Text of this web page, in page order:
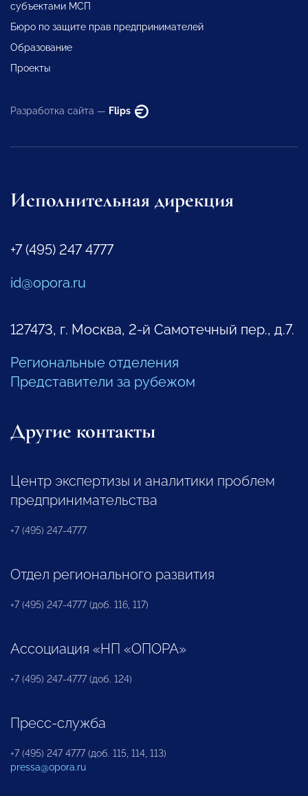
субъектами МСП
Бюро по защите прав предпринимателей
Образование
Проекты
Разработка сайта — Flips
Исполнительная дирекция
+7 (495) 247 4777
id@opora.ru
127473, г. Москва, 2-й Самотечный пер., д.7.
Региональные отделения
Представители за рубежом
Другие контакты
Центр экспертизы и аналитики проблем
предпринимательства
+7 (495) 247-4777
Отдел регионального развития
+7 (495) 247-4777 (доб. 116, 117)
Ассоциация «НП «ОПОРА»
+7 (495) 247-4777 (доб. 124)
Пресс-служба
+7 (495) 247 4777 (доб. 115, 114, 113)
pressa@opora.ru